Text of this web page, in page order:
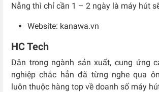
Nẵng thì chỉ cần 1 – 2 ngày là máy hút
Website: kanawa.vn
HC Tech
Dân trong ngành sản xuất, cung ứng
nghiệp chắc hẳn đã từng nghe qua
luôn thuộc hàng top về doanh số máy